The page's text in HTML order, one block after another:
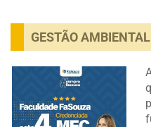
GESTÃO AMBIENTAL